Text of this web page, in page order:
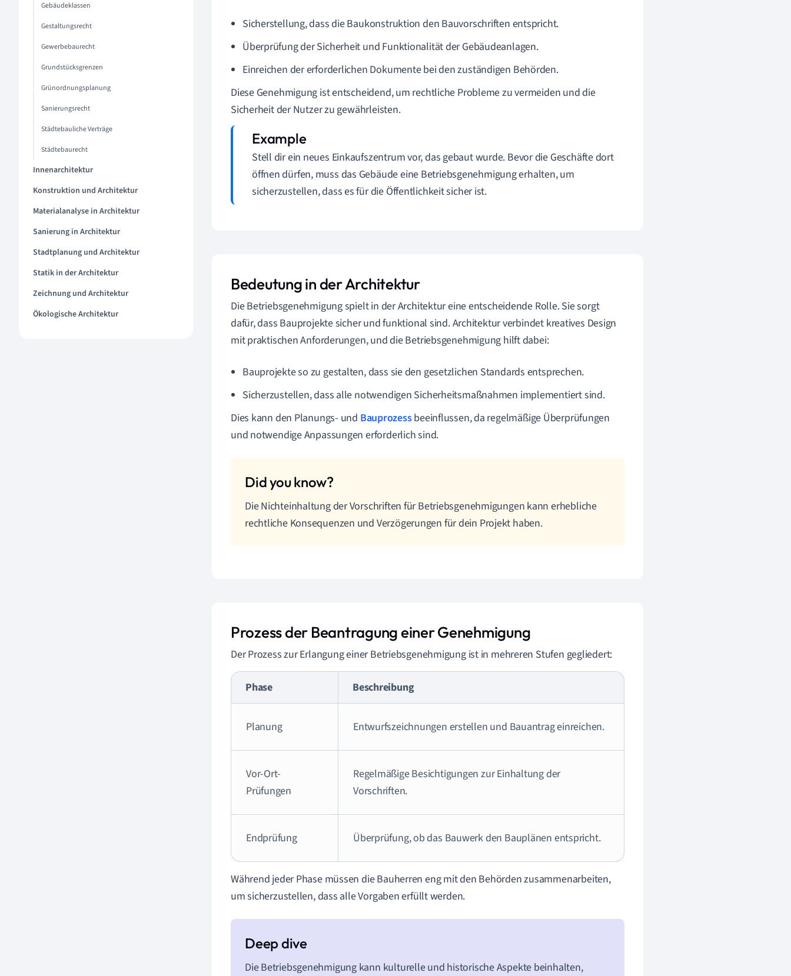
Gebäudeklassen
Gestaltungsrecht
Gewerbebaurecht
Grundstücksgrenzen
Grünordnungsplanung
Sanierungsrecht
Städtebauliche Verträge
Städtebaurecht
Innenarchitektur
Konstruktion und Architektur
Materialanalyse in Architektur
Sanierung in Architektur
Stadtplanung und Architektur
Statik in der Architektur
Zeichnung und Architektur
Ökologische Architektur
Sicherstellung, dass die Baukonstruktion den Bauvorschriften entspricht.
Überprüfung der Sicherheit und Funktionalität der Gebäudeanlagen.
Einreichen der erforderlichen Dokumente bei den zuständigen Behörden.
Diese Genehmigung ist entscheidend, um rechtliche Probleme zu vermeiden und die
Sicherheit der Nutzer zu gewährleisten.
Stell dir ein neues Einkaufszentrum vor, das gebaut wurde. Bevor die Geschäfte dort
öffnen dürfen, muss das Gebäude eine Betriebsgenehmigung erhalten, um
sicherzustellen, dass es für die Öffentlichkeit sicher ist.
Bedeutung in der Architektur
Die Betriebsgenehmigung spielt in der Architektur eine entscheidende Rolle. Sie sorgt
dafür, dass Bauprojekte sicher und funktional sind. Architektur verbindet kreatives Design
mit praktischen Anforderungen, und die Betriebsgenehmigung hilft dabei:
Bauprojekte so zu gestalten, dass sie den gesetzlichen Standards entsprechen.
Sicherzustellen, dass alle notwendigen Sicherheitsmaßnahmen implementiert sind.
Dies kann den Planungs- und Bauprozessbeeinflussen, da regelmäßige Überprüfungen
und notwendige Anpassungen erforderlich sind.
Die Nichteinhaltung der Vorschriften für Betriebsgenehmigungen kann erhebliche
rechtliche Konsequenzen und Verzögerungen für dein Projekt haben.
Prozess der Beantragung einer Genehmigung
Der Prozess zur Erlangung einer Betriebsgenehmigung ist in mehreren Stufen gegliedert:
Phase Beschreibung
Planung Entwurfszeichnungen erstellen und Bauantrag einreichen.
Vor-Ort-
Prüfungen
Regelmäßige Besichtigungen zur Einhaltung der
Vorschriften.
Endprüfung Überprüfung, ob das Bauwerk den Bauplänen entspricht.
Während jeder Phase müssen die Bauherren eng mit den Behörden zusammenarbeiten,
um sicherzustellen, dass alle Vorgaben erfüllt werden.
Die Betriebsgenehmigung kann kulturelle und historische Aspekte beinhalten,